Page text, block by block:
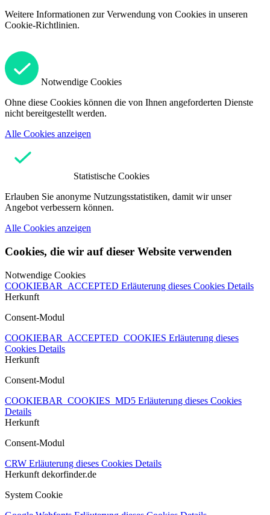
Weitere Informationen zur Verwendung von Cookies in unseren
Cookie-Richtlinien.
Notwendige Cookies
Ohne diese Cookies können die von Ihnen angeforderten Dienste
nicht bereitgestellt werden.
Alle Cookies anzeigen
Statistische Cookies
Erlauben Sie anonyme Nutzungsstatistiken, damit wir unser
Angebot verbessern können.
Alle Cookies anzeigen
Cookies, die wir auf dieser Website verwenden
Notwendige Cookies
COOKIEBAR_ACCEPTED Erläuterung dieses Cookies Details
Herkunft
Consent-Modul
COOKIEBAR_ACCEPTED_COOKIES Erläuterung dieses
Cookies Details
Herkunft
Consent-Modul
COOKIEBAR_COOKIES_MD5 Erläuterung dieses Cookies
Details
Herkunft
Consent-Modul
CRW Erläuterung dieses Cookies Details
Herkunft dekorfinder.de
System Cookie